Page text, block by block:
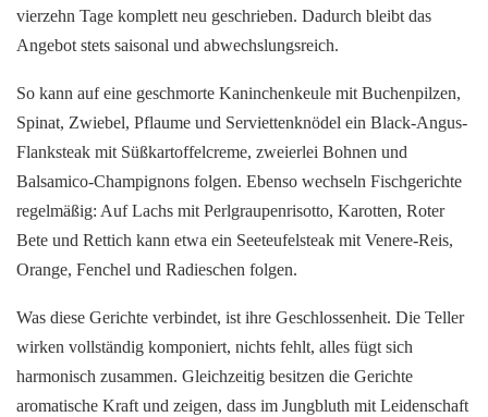
vierzehn Tage komplett neu geschrieben. Dadurch bleibt das
Angebot stets saisonal und abwechslungsreich.
So kann auf eine geschmorte Kaninchenkeule mit Buchenpilzen,
Spinat, Zwiebel, Pflaume und Serviettenknödel ein Black-Angus-
Flanksteak mit Süßkartoffelcreme, zweierlei Bohnen und
Balsamico-Champignons folgen. Ebenso wechseln Fischgerichte
regelmäßig: Auf Lachs mit Perlgraupenrisotto, Karotten, Roter
Bete und Rettich kann etwa ein Seeteufelsteak mit Venere-Reis,
Orange, Fenchel und Radieschen folgen.
Was diese Gerichte verbindet, ist ihre Geschlossenheit. Die Teller
wirken vollständig komponiert, nichts fehlt, alles fügt sich
harmonisch zusammen. Gleichzeitig besitzen die Gerichte
aromatische Kraft und zeigen, dass im Jungbluth mit Leidenschaft